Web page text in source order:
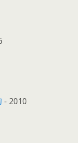
- 2010